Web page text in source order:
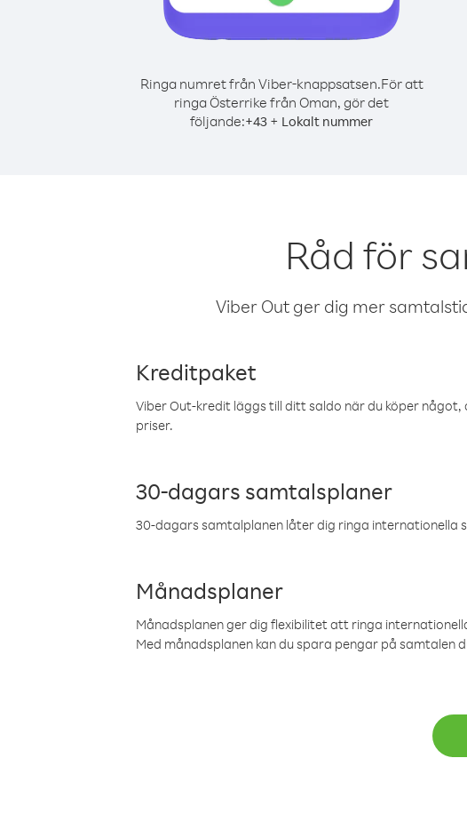
Ringa numret från Viber-knappsatsen.För att
ringa Österrike från Oman, gör det
följande:+43 + Lokalt nummer
Råd för
Viber Out ger dig mer
Kreditpaket
Viber Out-kredit läggs till ditt saldo när du köper
priser.
30-dagars samtalsplaner
30-dagars samtalplanen låter dig ringa internationella
Månadsplaner
Månadsplanen ger dig flexibilitet att ringa
Med månadsplanen kan du spara pengar på samtalen